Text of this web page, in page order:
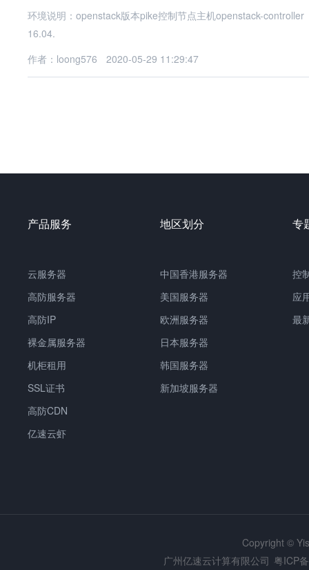
环境说明：openstack版本pike控制节点主机openstack-
16.04.
作者：loong576
2020-05-29 11:29:47
产品服务
云服务器
高防服务器
高防IP
裸金属服务器
机柜租用
SSL证书
高防CDN
亿速云虾
地区划分
中国香港服务器
美国服务器
欧洲服务器
日本服务器
韩国服务器
新加坡服务器
专
控
应
最
Copyright ©
广州亿速云计算有限公司 粤ICP